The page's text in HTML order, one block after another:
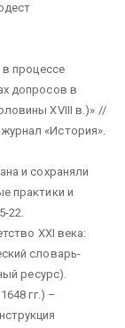
процессе
допросов в
XVIII в.)» //
«История».
и сохраняли
практики и
22.
XXI века:
словарь-
ресурс).
гг.) –